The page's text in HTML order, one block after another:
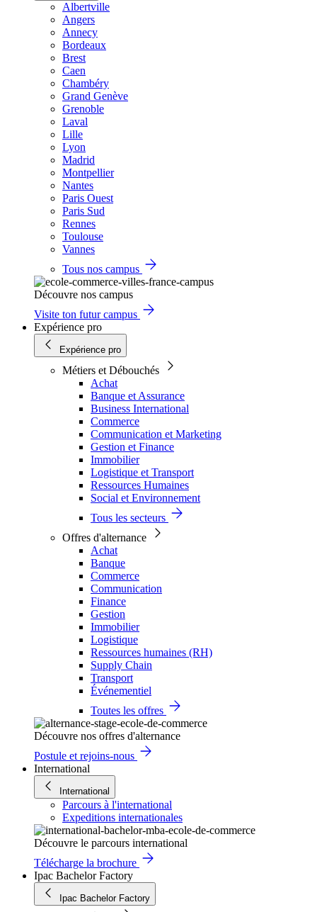
Albertville
Angers
Annecy
Bordeaux
Brest
Caen
Chambéry
Grand Genève
Grenoble
Laval
Lille
Lyon
Madrid
Montpellier
Nantes
Paris Ouest
Paris Sud
Rennes
Toulouse
Vannes
Tous nos campus
Découvre nos campus
Visite ton futur campus
Expérience pro
Expérience pro
Métiers et Débouchés
Achat
Banque et Assurance
Business International
Commerce
Communication et Marketing
Gestion et Finance
Immobilier
Logistique et Transport
Ressources Humaines
Social et Environnement
Tous les secteurs
Offres d'alternance
Achat
Banque
Commerce
Communication
Finance
Gestion
Immobilier
Logistique
Ressources humaines (RH)
Supply Chain
Transport
Événementiel
Toutes les offres
Découvre nos offres d'alternance
Postule et rejoins-nous
International
International
Parcours à l'international
Expeditions internationales
Découvre le parcours international
Télécharge la brochure
Ipac Bachelor Factory
Ipac Bachelor Factory